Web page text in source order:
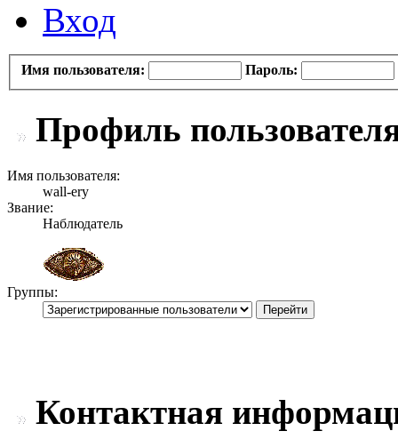
Вход
Имя пользователя: Пароль:
Профиль
Имя пользователя:
wall-ery
Звание:
Наблюдатель
Группы:
Контактная